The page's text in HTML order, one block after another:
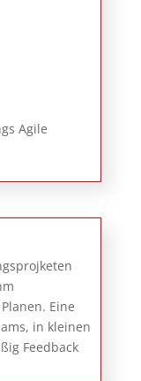
Agile
Eine
in kleinen
Feedback